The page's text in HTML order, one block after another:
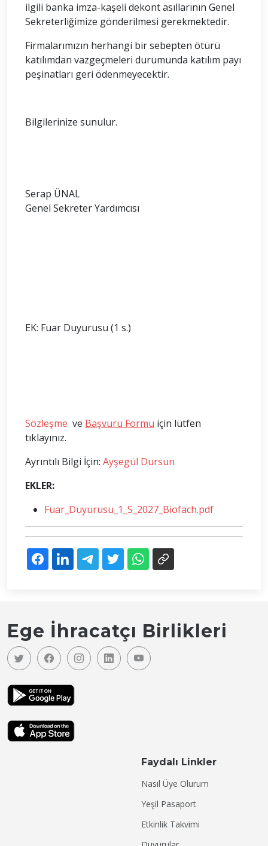
ilgili banka imza-kaşeli dekont asıllarının Genel
Sekreterliğimize gönderilmesi gerekmektedir.
Firmalarımızın herhangi bir sebepten ötürü
katılımdan vazgeçmeleri durumunda katılım payı
peşinatları geri ödenmeyecektir.
Bilgilerinize sunulur.
Serap ÜNAL
Genel Sekreter Yardımcısı
EK: Fuar Duyurusu (1 s.)
Sözleşme ve Başvuru Formu için lütfen
tıklayınız.
Ayrıntılı Bilgi İçin: Ayşegül Dursun
EKLER:
Fuar_Duyurusu_1_S_2027_Biofach.pdf
Ege İhracatçı Birlikleri
Faydalı Linkler
Nasıl Üye Olurum
Yeşil Pasaport
Etkinlik Takvimi